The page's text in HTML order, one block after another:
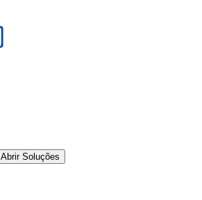
Abrir Soluções